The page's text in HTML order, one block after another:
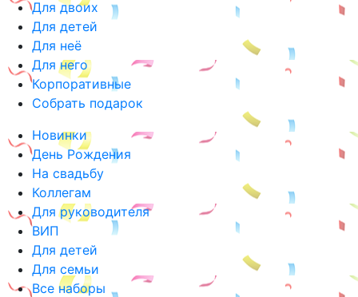
Для двоих
Для детей
Для неё
Для него
Корпоративные
Собрать подарок
Новинки
День Рождения
На свадьбу
Коллегам
Для руководителя
ВИП
Для детей
Для семьи
Все наборы